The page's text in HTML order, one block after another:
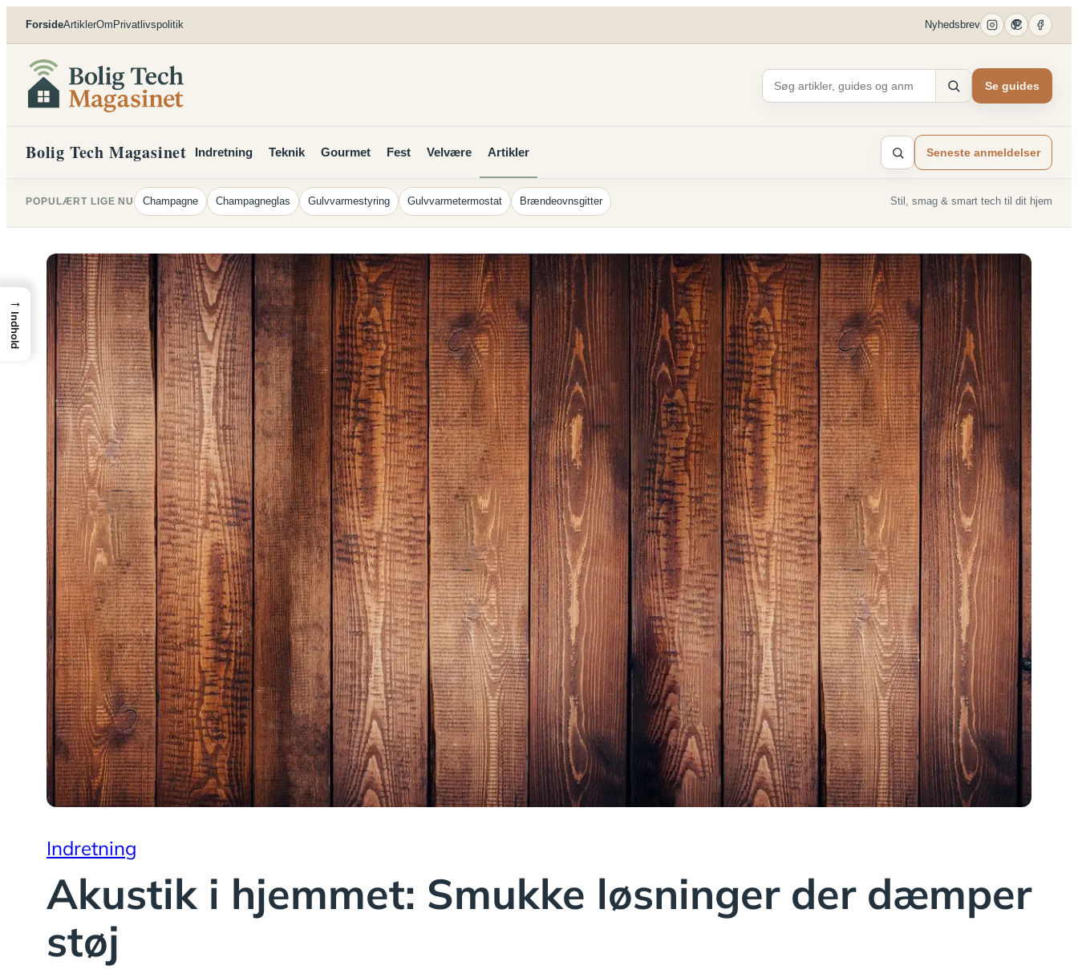
Spring
indhold
ForsideArtiklerOm Privatlivspolitik Nyhedsbrev
Se guides
Bolig Tech Magasinet Indretning Teknik Gourmet Fest Velvære Artikler Seneste anmeldelser
POPULÆRT LIGE NU Champagne Champagneglas Gulvvarmestyring Gulvvarmetermostat Brændeovnsgitter Stil, smag & smart tech til dit hjem
Indretning
Akustik i hjemmet: Smukke løsninger der dæmper
støj
→
Indhold